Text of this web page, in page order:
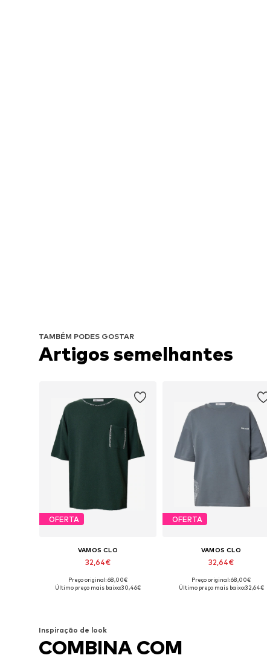
TAMBÉM PODES GOSTAR
Artigos semelhantes
OFERTA
VAMOS CLO
32,64€
Tamanhos disponíveis: S, M, L, XL
Preço original: 68,00€
Último preço mais baixo:30,46€
OFERTA
VAMOS CLO
32,64€
Tamanhos disponíveis: S, M, XL
Preço original: 68,00€
Último preço mais baixo:32,64€
Inspiração de look
COMBINA COM